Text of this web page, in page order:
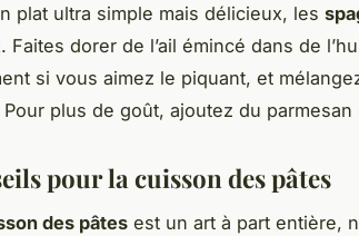
plat ultra simple mais délicieux, les
Faites dorer de l’ail émincé dans de
si vous aimez le piquant, et
plus de goût, ajoutez du
pour la cuisson des pâtes
des pâtes est un art à part entière,